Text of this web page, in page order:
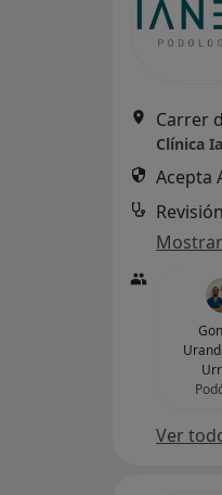
Clínica
Acepta
Ver